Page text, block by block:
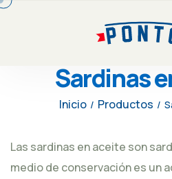
Sardinas
Inicio / Productos /
Las sardinas en aceite son
medio de conservación es un